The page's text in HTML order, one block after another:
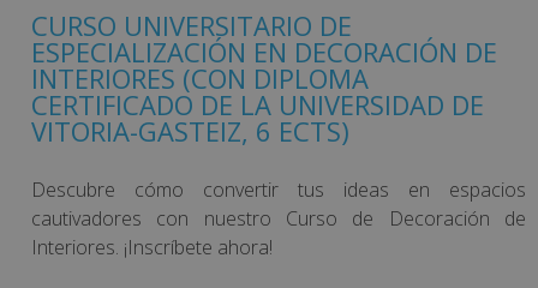
CURSO UNIVERSITARIO DE
ESPECIALIZACIÓN EN DECORACIÓN DE
INTERIORES (CON DIPLOMA
CERTIFICADO DE LA UNIVERSIDAD DE
VITORIA-GASTEIZ, 6 ECTS)
Descubre cómo convertir tus ideas en espacios
cautivadores con nuestro Curso de Decoración de
Interiores. ¡Inscríbete ahora!